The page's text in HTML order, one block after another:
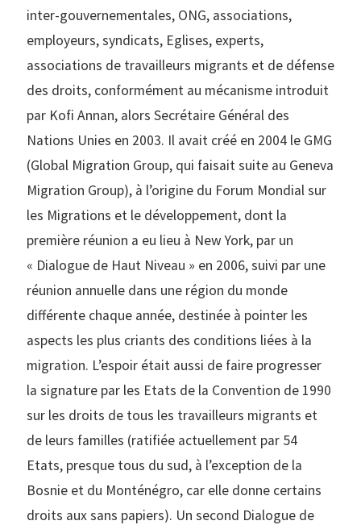
inter-gouvernementales, ONG, associations,
employeurs, syndicats, Eglises, experts,
associations de travailleurs migrants et de défense
des droits, conformément au mécanisme introduit
par Kofi Annan, alors Secrétaire Général des
Nations Unies en 2003. Il avait créé en 2004 le GMG
(Global Migration Group, qui faisait suite au Geneva
Migration Group), à l’origine du Forum Mondial sur
les Migrations et le développement, dont la
première réunion a eu lieu à New York, par un
« Dialogue de Haut Niveau » en 2006, suivi par une
réunion annuelle dans une région du monde
différente chaque année, destinée à pointer les
aspects les plus criants des conditions liées à la
migration. L’espoir était aussi de faire progresser
la signature par les Etats de la Convention de 1990
sur les droits de tous les travailleurs migrants et
de leurs familles (ratifiée actuellement par 54
Etats, presque tous du sud, à l’exception de la
Bosnie et du Monténégro, car elle donne certains
droits aux sans papiers). Un second Dialogue de